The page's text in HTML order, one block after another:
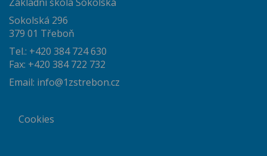
Sokolská 296
379 01 Třeboň
Tel.: +420 384 724 630
Fax: +420 384 722 732
Email: info@1zstrebon.cz
Cookies